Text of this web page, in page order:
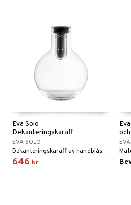
Eva Solo
Dekanteringskaraff
EVA SOLO
Dekanteringskaraff av handblåst glas gör att du får fram det bästa ur vinet.
646 kr
& Cocktailglas
& Avecglas
& Cognacglas
Te & Espresso
& Elvispar
maskiner
och Brynen
& Grönsaksknivar
Muggar
& Örngott
insektsskydd